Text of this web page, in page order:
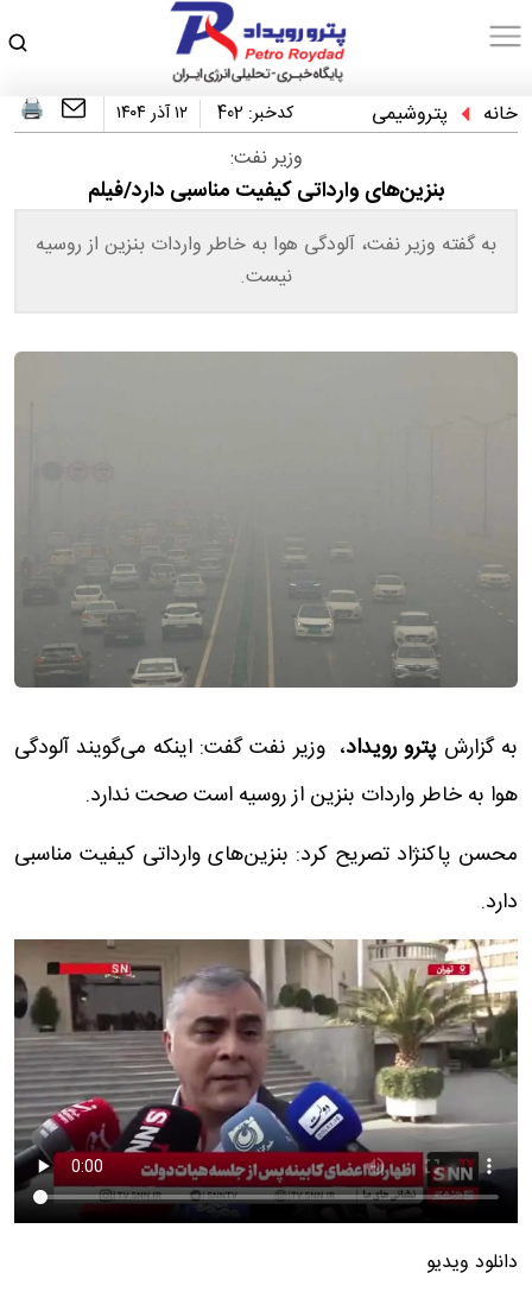
خانه پتروشیمی کدخبر: 402 ۱۲ آذر ۱۴۰۴
وزیر نفت:
​بنزین‌های وارداتی کیفیت مناسبی دارد/فیلم
به گفته وزیر نفت، آلودگی هوا به خاطر واردات بنزین از روسیه
نیست.
به گزارشپترو رویداد، وزیر نفت گفت: اینکه می‌گویند آلودگی
هوا به خاطر واردات بنزین از روسیه است صحت ندارد.
محسن پاکنژاد تصریح کرد: بنزین‌های وارداتی کیفیت مناسبی
دارد.
دانلود ویدیو